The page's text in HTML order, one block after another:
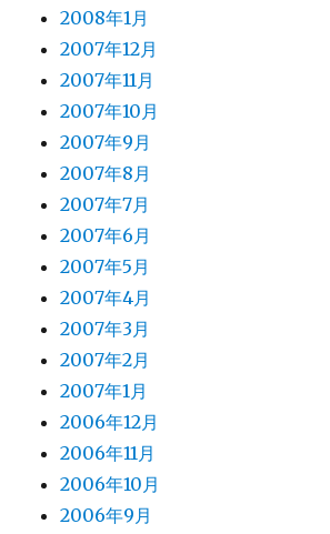
2008年1月
2007年12月
2007年11月
2007年10月
2007年9月
2007年8月
2007年7月
2007年6月
2007年5月
2007年4月
2007年3月
2007年2月
2007年1月
2006年12月
2006年11月
2006年10月
2006年9月